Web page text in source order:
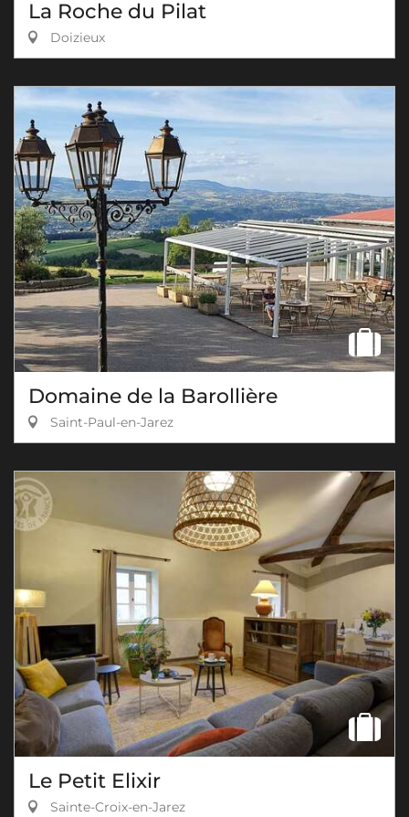
La Roche du Pilat
Doizieux
Domaine de la Barollière
Saint-Paul-en-Jarez
Le Petit Elixir
Sainte-Croix-en-Jarez